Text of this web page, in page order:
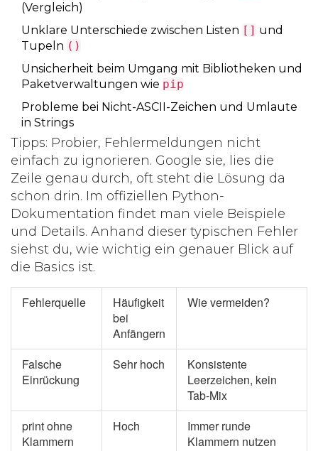
(Vergleich)
Unklare Unterschiede zwischen Listen [] und
Tupeln ()
Unsicherheit beim Umgang mit Bibliotheken und
Paketverwaltungen wie pip
Probleme bei Nicht-ASCII-Zeichen und Umlaute
in Strings
Tipps: Probier, Fehlermeldungen nicht
einfach zu ignorieren. Google sie, lies die
Zeile genau durch, oft steht die Lösung da
schon drin. Im offiziellen Python-
Dokumentation findet man viele Beispiele
und Details. Anhand dieser typischen Fehler
siehst du, wie wichtig ein genauer Blick auf
die Basics ist.
Fehlerquelle
Häufigkeit
bei
Anfängern
Wie vermeiden?
Falsche
Einrückung
Sehr hoch
Konsistente
Leerzeichen, kein
Tab-Mix
print ohne
Klammern
Hoch
Immer runde
Klammern nutzen